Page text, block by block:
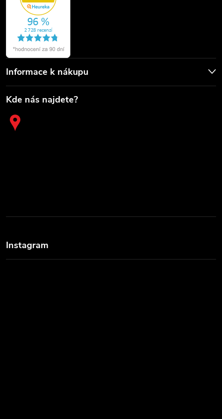
Informace k nákupu
Kde nás najdete?
Instagram